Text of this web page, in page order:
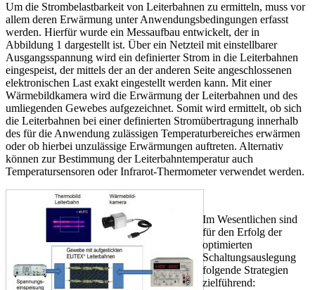
Um die Strombelastbarkeit von Leiterbahnen zu ermitteln, muss vor
allem deren Erwärmung unter Anwendungsbedingungen erfasst
werden. Hierfür wurde ein Messaufbau entwickelt, der in
Abbildung 1 dargestellt ist. Über ein Netzteil mit einstellbarer
Ausgangsspannung wird ein definierter Strom in die Leiterbahnen
eingespeist, der mittels der an der anderen Seite angeschlossenen
elektronischen Last exakt eingestellt werden kann. Mit einer
Wärmebildkamera wird die Erwärmung der Leiterbahnen und des
umliegenden Gewebes aufgezeichnet. Somit wird ermittelt, ob sich
die Leiterbahnen bei einer definierten Stromübertragung innerhalb
des für die Anwendung zulässigen Temperaturbereiches erwärmen
oder ob hierbei unzulässige Erwärmungen auftreten. Alternativ
können zur Bestimmung der Leiterbahntemperatur auch
Temperatursensoren oder Infrarot-Thermometer verwendet werden.
Im Wesentlichen sind
für den Erfolg der
optimierten
Schaltungsauslegung
folgende Strategien
zielführend: